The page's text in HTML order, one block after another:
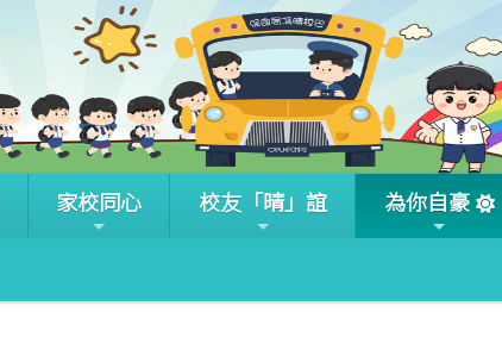
家校同心 校友「晴」誼 為你自豪